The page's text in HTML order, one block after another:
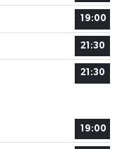
19:00
21:30
21:30
19:00